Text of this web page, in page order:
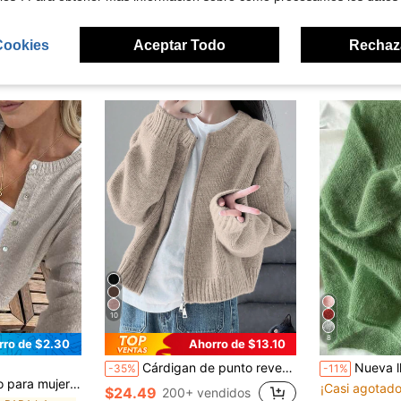
de $2.30
estilo casual Y2K, cárdigan para primavera, otoño e invierno
10
Ahorro de $13.10
-35% Cárdigan de punto reversible con cremallera cálido para mujer, otoño/invierno, temporada de vuelta al colegio, casual de otoño
$24.49 200+ vendidos
8
-11% Nueva llegada - Suéter de punto de mujer de cuello
¡Casi
Aceptar Todo